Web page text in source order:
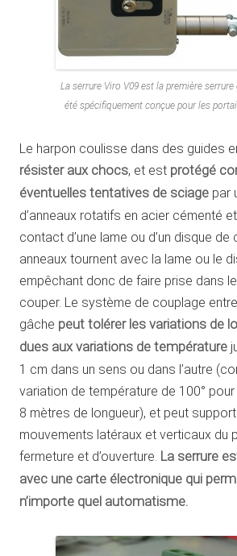
La serrure Viro V09 est la première
été spécifiquement conçue pour les
Le harpon coulisse dans des guides
résister aux chocs, et est protégé
éventuelles tentatives de sciage par
d’anneaux rotatifs en acier cémenté
contact d’une lame ou d’un disque de
anneaux tournent avec la lame ou le
empêchant donc de faire prise dans
couper. Le système de couplage
gâche peut tolérer les variations de
dues aux variations de température
1 cm dans un sens ou dans l’autre
variation de température de 100°
8 mètres de longueur), et peut
mouvements latéraux et verticaux du
fermeture et d’ouverture. La serrure
avec une carte électronique qui
n’importe quel automatisme.